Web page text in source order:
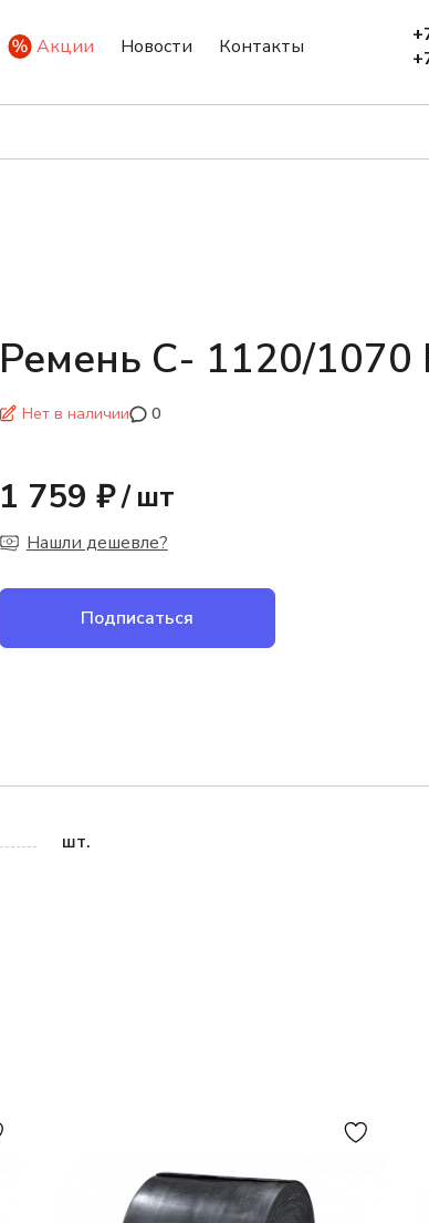
Акции Новости Контакты
Ремень С- 1120/1070
Нет в наличии 0
1 759 ₽/ шт
Нашли дешевле?
Подписаться
шт.